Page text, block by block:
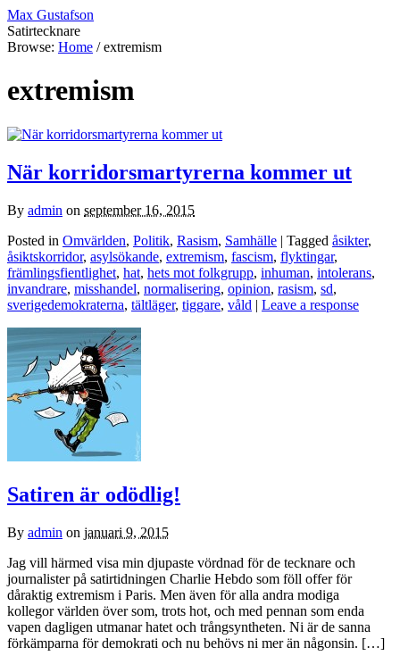
Max Gustafson
Satirtecknare
Browse: Home / extremism
extremism
När korridorsmartyrerna kommer ut
By admin on september 16, 2015
Posted in Omvärlden, Politik, Rasism, Samhälle | Tagged åsikter,
åsiktskorridor, asylsökande, extremism, fascism, flyktingar,
främlingsfientlighet, hat, hets mot folkgrupp, inhuman, intolerans,
invandrare, misshandel, normalisering, opinion, rasism, sd,
sverigedemokraterna, tältläger, tiggare, våld | Leave a response
Satiren är odödlig!
By admin on januari 9, 2015
Jag vill härmed visa min djupaste vördnad för de tecknare och
journalister på satirtidningen Charlie Hebdo som föll offer för
dåraktig extremism i Paris. Men även för alla andra modiga
kollegor världen över som, trots hot, och med pennan som enda
vapen dagligen utmanar hatet och trångsyntheten. Ni är de sanna
förkämparna för demokrati och nu behövs ni mer än någonsin. […]